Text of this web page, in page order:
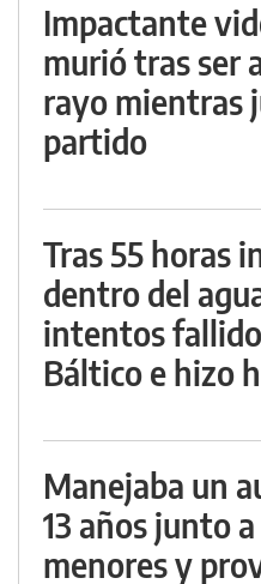
Impactante
murió tras ser
rayo mientras
partido
Tras 55 horas
dentro del
intentos
Báltico e hizo
Manejaba un
13 años junto
menores y